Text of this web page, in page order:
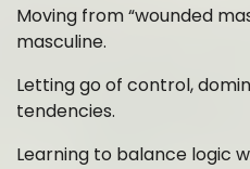
Moving from “wounded
masculine.
Letting go of control,
tendencies.
Learning to balance logic